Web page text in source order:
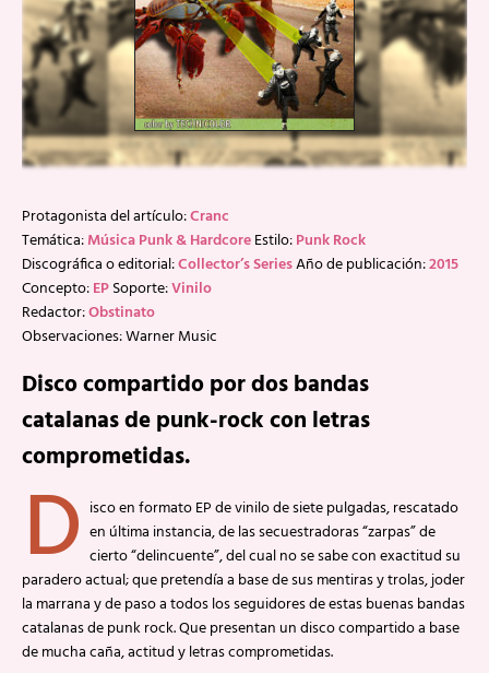
Protagonista del artículo:Cranc
Temática:Música Punk & HardcoreEstilo:Punk Rock
Discográfica o editorial:Collector’s SeriesAño de publicación:2015
Concepto:EPSoporte:Vinilo
Redactor:Obstinato
Observaciones: Warner Music
Disco compartido por dos bandas
catalanas de punk-rock con letras
comprometidas.
D isco en formato EP de vinilo de siete pulgadas, rescatado
en última instancia, de las secuestradoras “zarpas” de
cierto “delincuente”, del cual no se sabe con exactitud su
paradero actual; que pretendía a base de sus mentiras y trolas, joder
la marrana y de paso a todos los seguidores de estas buenas bandas
catalanas de punk rock. Que presentan un disco compartido a base
de mucha caña, actitud y letras comprometidas.